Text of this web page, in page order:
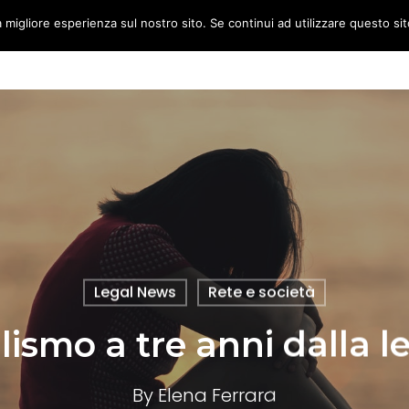
HOME L’IDEA 5×1000
Legal News Rete e società
a tre anni dalla
By Elena Ferrara
esperienza sul nostro sito. Se continui ad utilizzare questo